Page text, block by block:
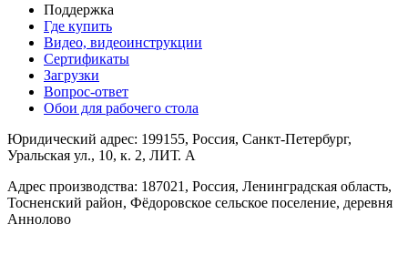
Поддержка
Где купить
Видео, видеоинструкции
Сертификаты
Загрузки
Вопрос-ответ
Обои для рабочего стола
Юридический адрес: 199155, Россия, Санкт-Петербург,
Уральская ул., 10, к. 2, ЛИТ. А
Адрес производства: 187021, Россия, Ленинградская область,
Тосненский район, Фёдоровское сельское поселение, деревня
Аннолово